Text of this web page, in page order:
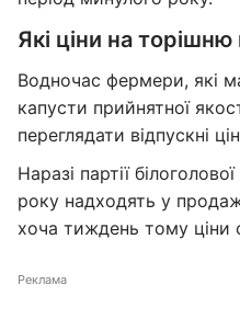
Які ціни на торішню
Водночас фермери, які
капусти прийнятної
переглядати відпускні
Наразі партії
року надходять у
хоча тиждень тому ціни
Реклама